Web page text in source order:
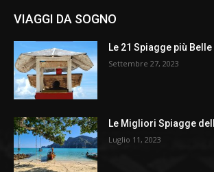
VIAGGI DA SOGNO
Le 21 Spiagge più
Settembre 27, 2023
Le Migliori Spiagge
Luglio 11, 2023